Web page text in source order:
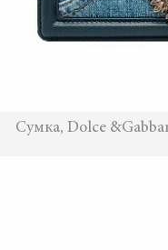
Сумка, Dolce